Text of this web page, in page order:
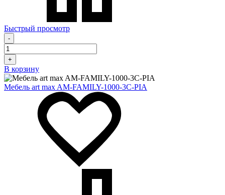
Быстрый просмотр
-
+
В корзину
Мебель art max AM-FAMILY-1000-3C-PIA